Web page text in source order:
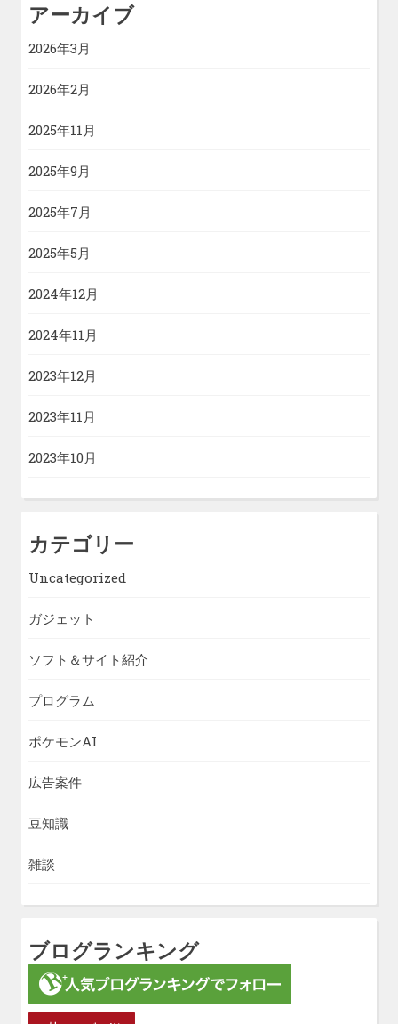
アーカイブ
2026年3月
2026年2月
2025年11月
2025年9月
2025年7月
2025年5月
2024年12月
2024年11月
2023年12月
2023年11月
2023年10月
カテゴリー
Uncategorized
ガジェット
ソフト＆サイト紹介
プログラム
ポケモンAI
広告案件
豆知識
雑談
ブログランキング